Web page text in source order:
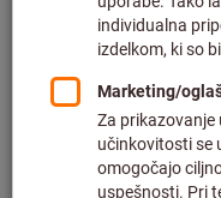
plus DDV po trenutni stopnji